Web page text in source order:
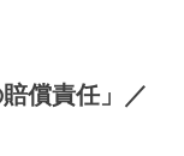
償責任」／